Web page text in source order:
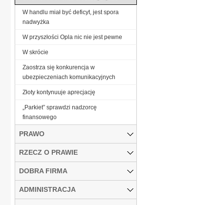
W handlu miał być deficyt, jest spora
nadwyżka
W przyszłości Opla nic nie jest pewne
W skrócie
Zaostrza się konkurencja w
ubezpieczeniach komunikacyjnych
Złoty kontynuuje aprecjację
„Parkiet” sprawdzi nadzorcę
finansowego
PRAWO
RZECZ O PRAWIE
DOBRA FIRMA
ADMINISTRACJA